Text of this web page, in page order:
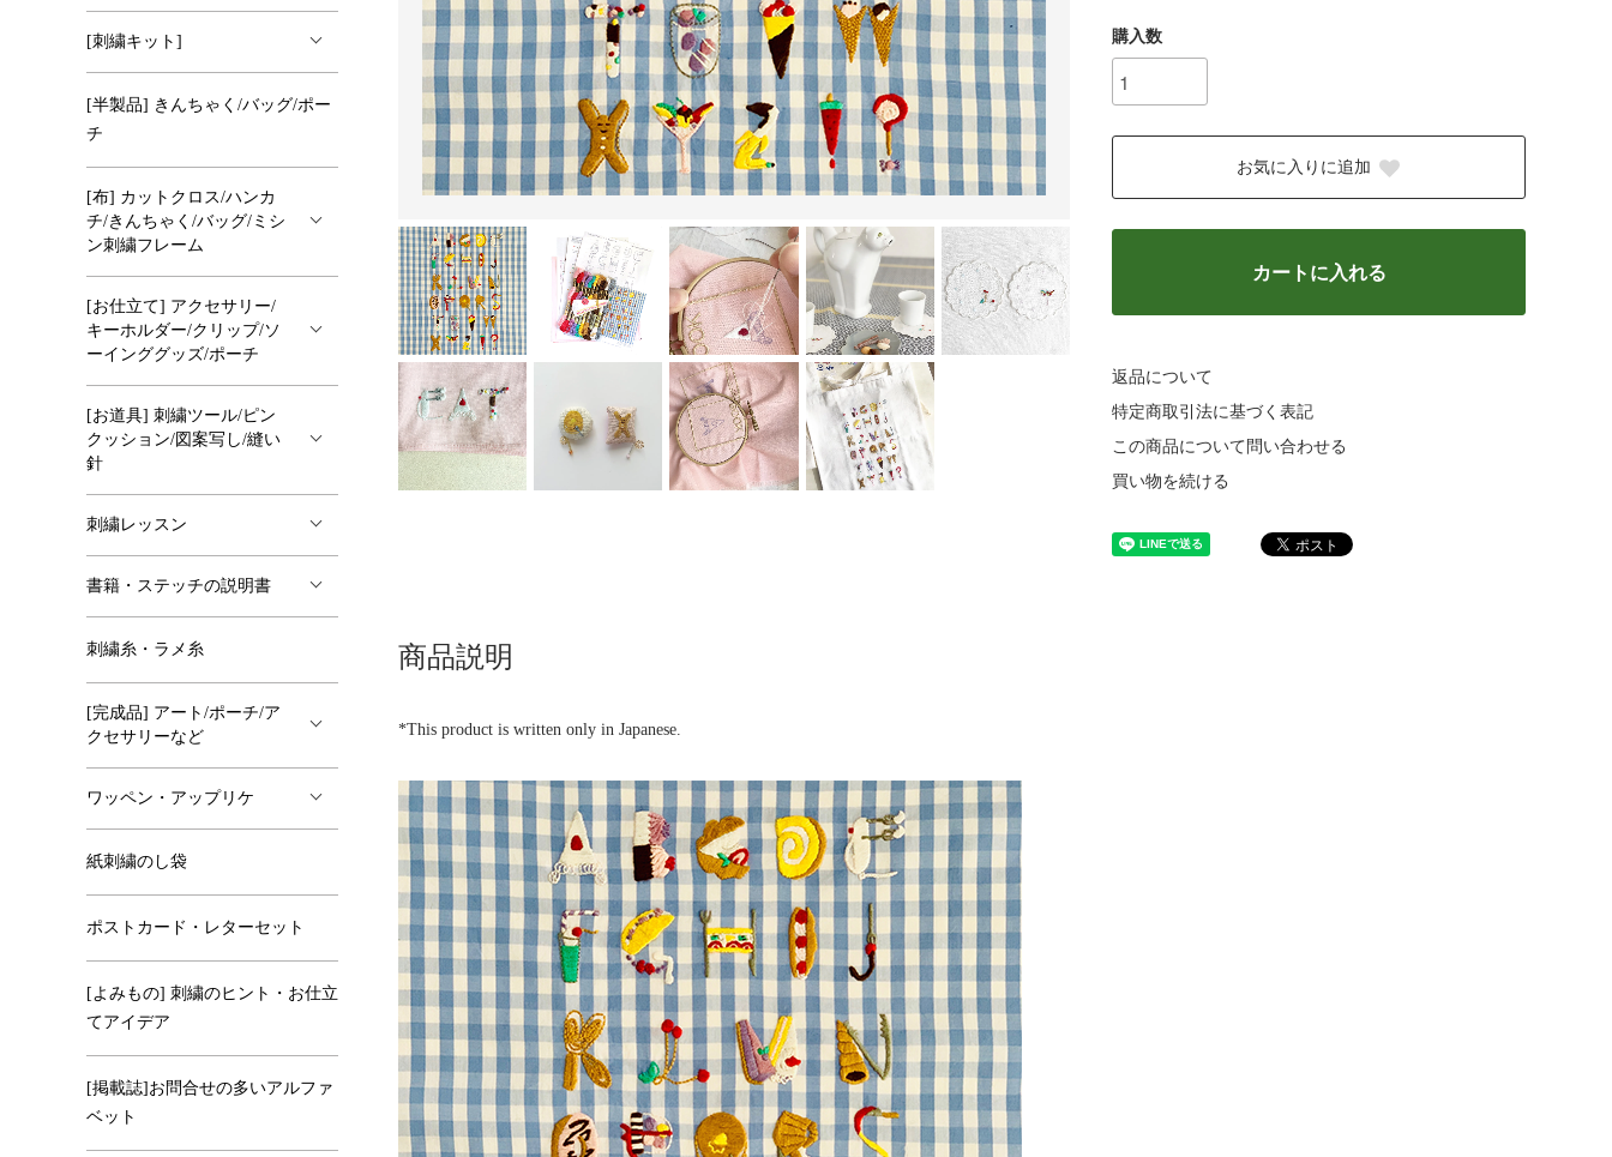
購入数
お気に入りに追加
カートに入れる
返品について
特定商取引法に基づく表記
この商品について問い合わせる
買い物を続ける
商品説明
*This product is written only in Japanese.
[刺繍キット]
[半製品] きんちゃく/バッグ/ポー
チ
[布] カットクロス/ハンカ
チ/きんちゃく/バッグ/ミシ
ン刺繍フレーム
[お仕立て] アクセサリー/
キーホルダー/クリップ/ソ
ーインググッズ/ポーチ
[お道具] 刺繍ツール/ピン
クッション/図案写し/縫い
針
刺繍レッスン
書籍・ステッチの説明書
刺繍糸・ラメ糸
[完成品] アート/ポーチ/ア
クセサリーなど
ワッペン・アップリケ
紙刺繍のし袋
ポストカード・レターセット
[よみもの] 刺繍のヒント・お仕立
てアイデア
[掲載誌]お問合せの多いアルファ
ベット